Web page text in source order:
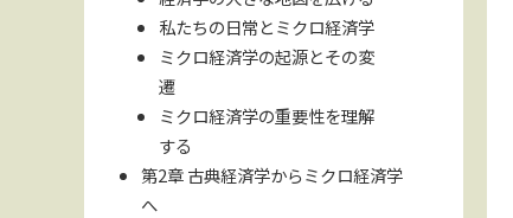
私たちの日常とミクロ経済学
ミクロ経済学の起源とその変
遷
ミクロ経済学の重要性を理解
する
第2章 古典経済学からミクロ経済学
へ